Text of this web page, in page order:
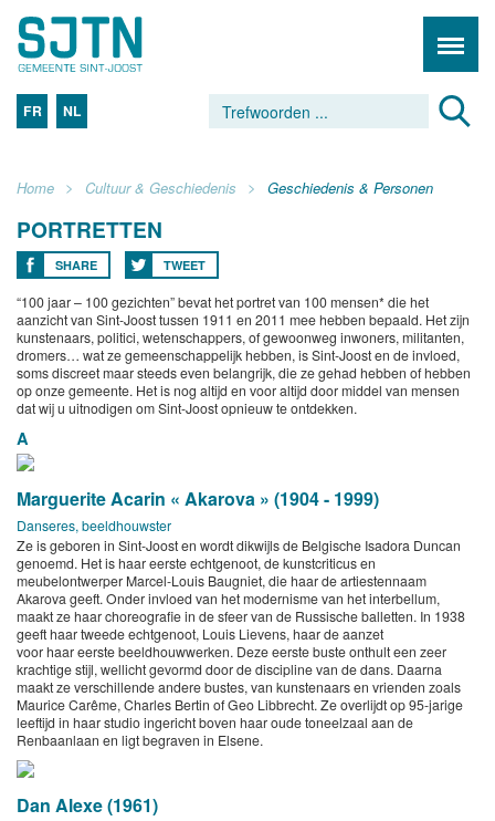
FR NL
Home Cultuur & Geschiedenis Geschiedenis & Personen
PORTRETTEN
SHARE TWEET
“100 jaar – 100 gezichten” bevat het portret van 100 mensen* die het
aanzicht van Sint-Joost tussen 1911 en 2011 mee hebben bepaald. Het zijn
kunstenaars, politici, wetenschappers, of gewoonweg inwoners, militanten,
dromers… wat ze gemeenschappelijk hebben, is Sint-Joost en de invloed,
soms discreet maar steeds even belangrijk, die ze gehad hebben of hebben
op onze gemeente. Het is nog altijd en voor altijd door middel van mensen
dat wij u uitnodigen om Sint-Joost opnieuw te ontdekken.
A
Marguerite Acarin « Akarova » (1904 - 1999)
Danseres, beeldhouwster
Ze is geboren in Sint-Joost en wordt dikwijls de Belgische Isadora Duncan
genoemd. Het is haar eerste echtgenoot, de kunstcriticus en
meubelontwerper Marcel-Louis Baugniet, die haar de artiestennaam
Akarova geeft. Onder invloed van het modernisme van het interbellum,
maakt ze haar choreografie in de sfeer van de Russische balletten. In 1938
geeft haar tweede echtgenoot, Louis Lievens, haar de aanzet
voor haar eerste beeldhouwwerken. Deze eerste buste onthult een zeer
krachtige stijl, wellicht gevormd door de discipline van de dans. Daarna
maakt ze verschillende andere bustes, van kunstenaars en vrienden zoals
Maurice Carême, Charles Bertin of Geo Libbrecht. Ze overlijdt op 95-jarige
leeftijd in haar studio ingericht boven haar oude toneelzaal aan de
Renbaanlaan en ligt begraven in Elsene.
Dan Alexe (1961)